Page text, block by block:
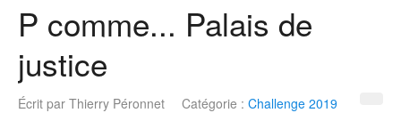
P comme... Palais de
justice
Écrit par Thierry Péronnet Catégorie : Challenge 2019